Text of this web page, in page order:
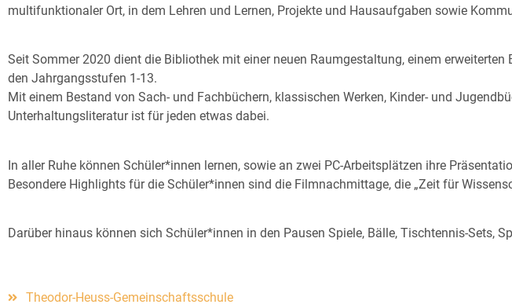
multifunktionaler Ort, in dem Lehren und Lernen, Projekte und Hausaufgaben sowie
Seit Sommer 2020 dient die Bibliothek mit einer neuen Raumgestaltung, einem
den Jahrgangsstufen 1-13.
Mit einem Bestand von Sach- und Fachbüchern, klassischen Werken, Kinder- und
Unterhaltungsliteratur ist für jeden etwas dabei.
In aller Ruhe können Schüler*innen lernen, sowie an zwei PC-Arbeitsplätzen ihre
Besondere Highlights für die Schüler*innen sind die Filmnachmittage, die „Zeit für
Darüber hinaus können sich Schüler*innen in den Pausen Spiele, Bälle, Tischtennis-Sets,
Theodor-Heuss-Gemeinschaftsschule